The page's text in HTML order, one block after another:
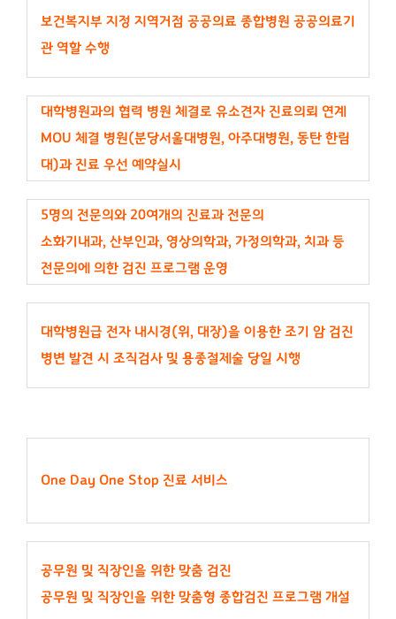
보건복지부 지정 지역거점 공공의료 종합병원 공공의료기
관 역할 수행
대학병원과의 협력 병원 체결로 유소견자 진료의뢰 연계
MOU 체결 병원(분당서울대병원, 아주대병원, 동탄 한림
대)과 진료 우선 예약실시
5명의 전문의와 20여개의 진료과 전문의
소화기내과, 산부인과, 영상의학과, 가정의학과, 치과 등
전문의에 의한 검진 프로그램 운영
대학병원급 전자 내시경(위, 대장)을 이용한 조기 암 검진
병변 발견 시 조직검사 및 용종절제술 당일 시행
One Day One Stop 진료 서비스
공무원 및 직장인을 위한 맞춤 검진
공무원 및 직장인을 위한 맞춤형 종합검진 프로그램 개설